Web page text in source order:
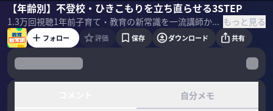
【年齢別】不登校・ひきこもりを立ち直らせる3STEP
1.3万回視聴1年前 子育て・教育の新常識を一流講師から学ぶ。不登校・ひきこもりの対処法を小学生、中高生別に解説。 ＜ゲスト＞ 高濱正伸／花まる学習会代表 1993年「花まる学習会」を設立、会員数は23年目で20,000人を超す。 花まる学習会代表、NPO法人子育て応援隊むぎぐみ理事長。算数オリンピック作問委員。日本棋院顧問。武蔵野美術大学客員教授。環太平洋大学（IPU）特任教授。 杉浦孝宣／一般社団法人不登校・引きこもり予防協会 カリフォルニア州立大学ロングビーチ校卒業後、不登校や高校中退、ひきこもりの支援活動を37年以上行っている。 もっと見る
りんたろー。（EXIT）高濱正伸杉浦孝宣竹内由恵
フォロー 評価 保存 ダウンロード 共有
自分メモ